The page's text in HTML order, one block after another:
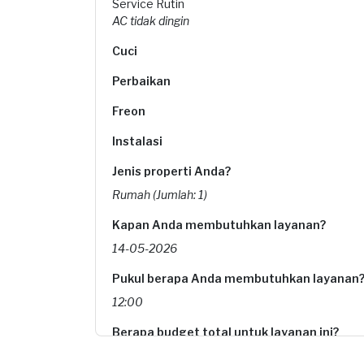
Service Rutin
AC tidak dingin
Cuci
Perbaikan
Freon
Instalasi
Jenis properti Anda?
Rumah (Jumlah: 1)
Kapan Anda membutuhkan layanan?
14-05-2026
Pukul berapa Anda membutuhkan layanan?
12:00
Berapa budget total untuk layanan ini?